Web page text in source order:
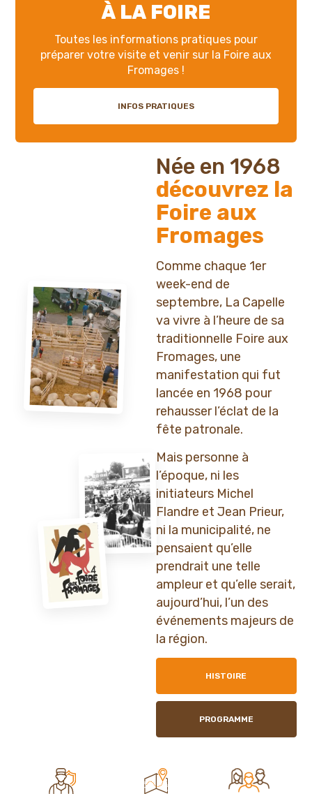
À LA FOIRE
Toutes les informations pratiques pour
préparer votre visite et venir sur la Foire aux
Fromages !
INFOS PRATIQUES
Née en 1968
découvrez la
Foire aux
Fromages
Comme chaque 1er
week-end de
septembre, La Capelle
va vivre à l’heure de sa
traditionnelle Foire aux
Fromages, une
manifestation qui fut
lancée en 1968 pour
rehausser l’éclat de la
fête patronale.
Mais personne à
l’époque, ni les
initiateurs Michel
Flandre et Jean Prieur,
ni la municipalité, ne
pensaient qu’elle
prendrait une telle
ampleur et qu’elle serait,
aujourd’hui, l’un des
événements majeurs de
la région.
HISTOIRE
PROGRAMME